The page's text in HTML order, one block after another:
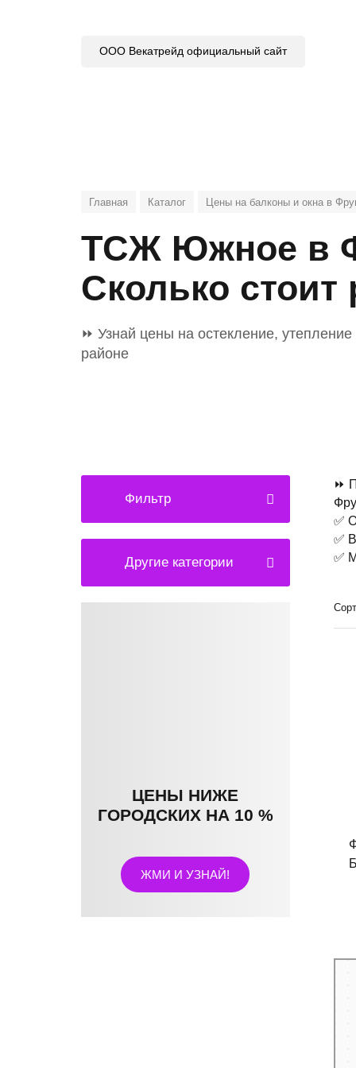
ООО Векатрейд официальный сайт
Главная Каталог Цены на балконы и окна в
ТСЖ Южное в
Сколько стоит
⏩ Узнай цены на остекление,
районе
Фильтр
Другие категории
ЦЕНЫ НИЖЕ
ГОРОДСКИХ НА 10 %
ЖМИ И УЗНАЙ!
⏩
✅
✅
✅